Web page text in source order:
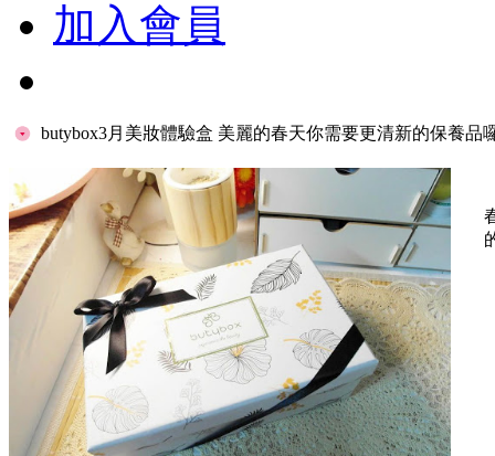
加入會員
butybox3月美妝體驗盒 美麗的春天你需要更清新的保養品